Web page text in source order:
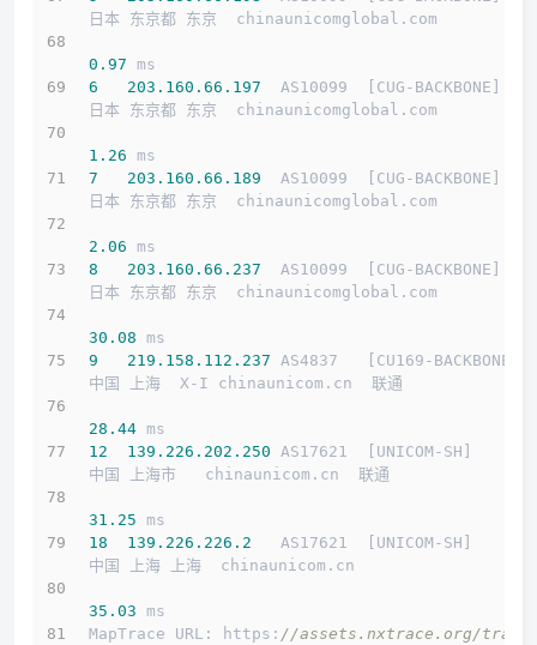
日本 东京都 东京  chinaunicomglobal.com
0.97 ms
6
203.160 .66 .197
  AS10099  [CUG-BACKBONE]
日本 东京都 东京  chinaunicomglobal.com
1.26 ms
7
203.160 .66 .189
  AS10099  [CUG-BACKBONE]
日本 东京都 东京  chinaunicomglobal.com
2.06 ms
8
203.160 .66 .237
  AS10099  [CUG-BACKBONE]
日本 东京都 东京  chinaunicomglobal.com
30.08 ms
9
219.158 .112 .237 AS4837   [CU169-BACKBONE]
中国 上海  X-I chinaunicom.cn  联通
28.44 ms
12
139.226 .202 .250 AS17621  [UNICOM-SH]
中国 上海市   chinaunicom.cn  联通
31.25 ms
18
139.226 .226 .2
   AS17621  [UNICOM-SH]
中国 上海 上海  chinaunicom.cn
35.03 ms
MapTrace URL: https: //assets.nxtrace.org/trace